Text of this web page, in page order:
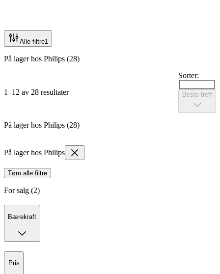
Alle filtre1
På lager hos Philips (28)
1–12 av 28 resultater
Sorter:
Beste treff
På lager hos Philips (28)
På lager hos Philips
Tøm alle filtre
For salg (2)
Bærekraft
Pris